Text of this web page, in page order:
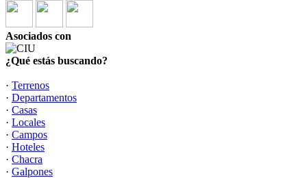
Asociados con
¿Qué estás buscando?
· Terrenos
· Departamentos
· Casas
· Locales
· Campos
· Hoteles
· Chacra
· Galpones